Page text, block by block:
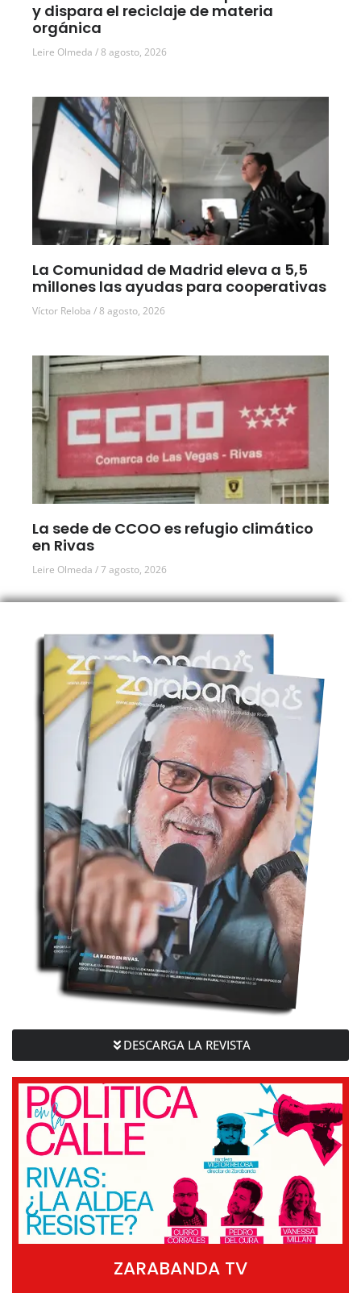
y dispara el reciclaje de materia
orgánica
Leire Olmeda 8 agosto, 2026
La Comunidad de Madrid eleva a 5,5
millones las ayudas para cooperativas
Víctor Reloba 8 agosto, 2026
La sede de CCOO es refugio climático
en Rivas
Leire Olmeda 7 agosto, 2026
DESCARGA LA REVISTA
ZARABANDA TV